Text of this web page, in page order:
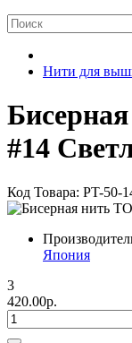
Нити для
#14
Код Товара: PT-50-
Япония
3
420.00р.